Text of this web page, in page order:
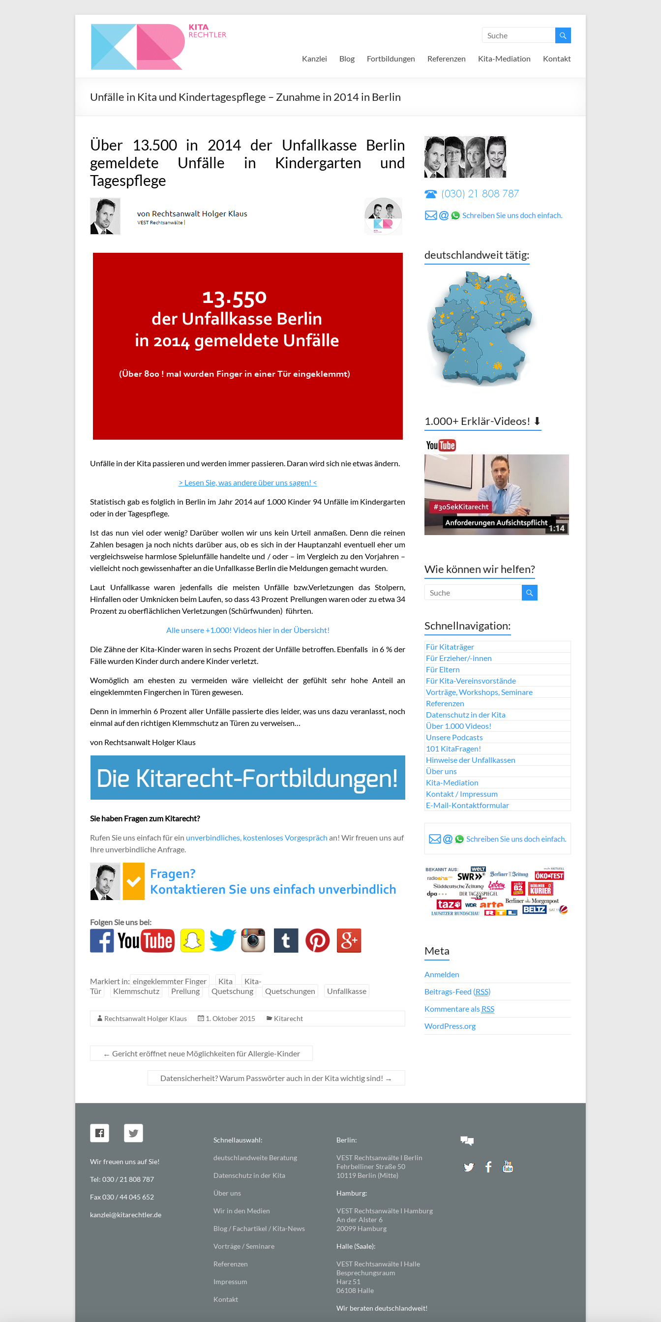
Kanzlei Blog Fortbildungen Referenzen Kita-Mediation Kontakt
Unfälle in Kita und Kindertagespflege – Zunahme in 2014 in Berlin
Über 13.500 in 2014 der Unfallkasse Berlin
gemeldete Unfälle in Kindergarten und
Tagespflege
Unfälle in der Kita passieren und werden immer passieren. Daran wird sich nie etwas ändern.
> Lesen Sie, was andere über uns sagen! <
Statistisch gab es folglich in Berlin im Jahr 2014 auf 1.000 Kinder 94 Unfälle im Kindergarten
oder in der Tagespflege.
Ist das nun viel oder wenig? Darüber wollen wir uns kein Urteil anmaßen. Denn die reinen
Zahlen besagen ja noch nichts darüber aus, ob es sich in der Hauptanzahl eventuell eher um
vergleichsweise harmlose Spielunfälle handelte und / oder – im Vergleich zu den Vorjahren –
vielleicht noch gewissenhafter an die Unfallkasse Berlin die Meldungen gemacht wurden.
Laut Unfallkasse waren jedenfalls die meisten Unfälle bzw.Verletzungen dasStolpern,
Hinfallen oder Umknicken beim Laufen, so dass 43 Prozent Prellungen waren oder zu etwa 34
Prozent zu oberflächlichen Verletzungen (Schürfwunden) führten.
Alle unsere +1.000! Videos hier in der Übersicht!
Die Zähne der Kita-Kinder waren in sechs Prozent der Unfälle betroffen. Ebenfalls in 6 % der
Fälle wurden Kinder durch andere Kinder verletzt.
Womöglich am ehesten zu vermeiden wäre vielleicht der gefühlt sehr hohe Anteil an
eingeklemmten Fingerchen in Türen gewesen.
Denn in immerhin 6 Prozent aller Unfälle passierte dies leider, was uns dazu veranlasst, noch
einmal auf den richtigen Klemmschutz an Türen zu verweisen…
von Rechtsanwalt Holger Klaus
Sie haben Fragen zum Kitarecht?
Rufen Sie uns einfach für ein unverbindliches, kostenloses Vorgespräch an! Wir freuen uns auf
Ihre unverbindliche Anfrage.
Folgen Sie uns bei:
Markiert in: eingeklemmter Finger Kita
Kita-
Tür
Klemmschutz Prellung Quetschung Quetschungen Unfallkasse
Rechtsanwalt Holger Klaus 1. Oktober 2015 Kitarecht
← Gericht eröffnet neue Möglichkeiten für Allergie-Kinder
Datensicherheit? Warum Passwörter auch in der Kita wichtig sind! →
deutschlandweit tätig:
1.000+ Erklär-Videos! ⬇
Wie können wir helfen?
Schnellnavigation:
Für Kitaträger
Für Erzieher/-innen
Für Eltern
Für Kita-Vereinsvorstände
Vorträge, Workshops, Seminare
Referenzen
Datenschutz in der Kita
Über 1.000 Videos!
Unsere Podcasts
101 KitaFragen!
Hinweise der Unfallkassen
Über uns
Kita-Mediation
Kontakt / Impressum
E-Mail-Kontaktformular
Meta
Anmelden
Beitrags-Feed (RSS)
Kommentare als RSS
WordPress.org
Wir freuen uns auf Sie!
Tel: 030 / 21 808 787
Fax 030 / 44 045 652
kanzlei@kitarechtler.de
Schnellauswahl:
deutschlandweite Beratung
Datenschutz in der Kita
Über uns
Wir in den Medien
Blog / Fachartikel / Kita-News
Vorträge / Seminare
Referenzen
Impressum
Kontakt
Berlin:
VEST Rechtsanwälte I Berlin
Fehrbelliner Straße 50
10119 Berlin (Mitte)
Hamburg:
VEST Rechtsanwälte I Hamburg
An der Alster 6
20099 Hamburg
Halle (Saale):
VEST Rechtsanwälte I Halle
Besprechungsraum
Harz 51
06108 Halle
Wir beraten deutschlandweit!